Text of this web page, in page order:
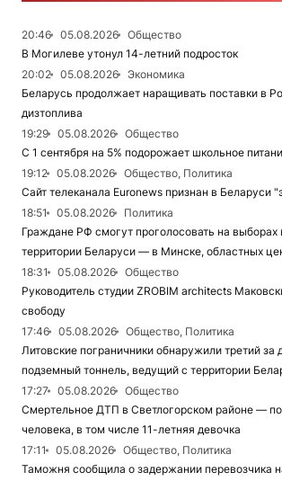
20:46 05.08.2026
Общество
В Могилеве утонул 14-летний подросток
20:02
05.08.2026
Экономика
Беларусь продолжает наращивать поставки в
дизтоплива
19:29
05.08.2026
Общество
С 1 сентября на 5% подорожает школьное
19:12
05.08.2026
Общество, Политика
Сайт телеканала Euronews признан в Беларуси
18:51
05.08.2026
Политика
Граждане РФ смогут проголосовать на выборах
территории Беларуси — в Минске, областных
18:31
05.08.2026
Общество
Руководитель студии ZROBIM architects
свободу
17:46
05.08.2026
Общество, Политика
Литовские пограничники обнаружили третий за
подземный тоннель, ведущий с территории
17:27
05.08.2026
Общество
Смертельное ДТП в Светлогорском районе —
человека, в том числе 11-летняя девочка
17:11
05.08.2026
Общество, Политика
Таможня сообщила о задержании перевозчика